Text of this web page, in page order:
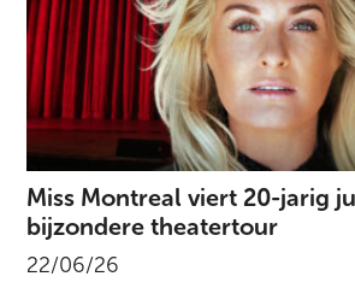
Miss Montreal viert 20-jarig
bijzondere theatertour
22/06/26